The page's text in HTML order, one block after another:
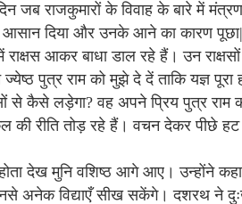
जब राजकुमारों के विवाह के बारे में
दिया और उनके आने का कारण पूछा|
राक्षस आकर बाधा डाल रहे हैं। उन
पुत्र राम को मुझे दे दें ताकि यज्ञ
से कैसे लड़ेगा? वह अपने प्रिय पुत्र
की रीति तोड़ रहे हैं। वचन देकर पीछे
देख मुनि वशिष्ठ आगे आए। उन्होंने कहा
अनेक विद्याएँ सीख सकेंगे। दशरथ ने